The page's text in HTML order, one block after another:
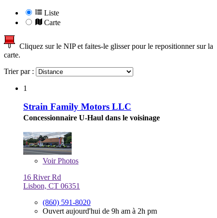
Liste
Carte
Cliquez sur le NIP et faites-le glisser pour le repositionner sur la
carte.
Trier par :
1
Strain Family Motors LLC
Concessionnaire U-Haul dans le voisinage
VoirPhotos
16 River Rd
Lisbon, CT 06351
(860) 591-8020
Ouvert aujourd'hui de 9h am à 2h pm